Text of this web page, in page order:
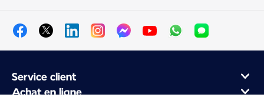
Service client
Achat en ligne